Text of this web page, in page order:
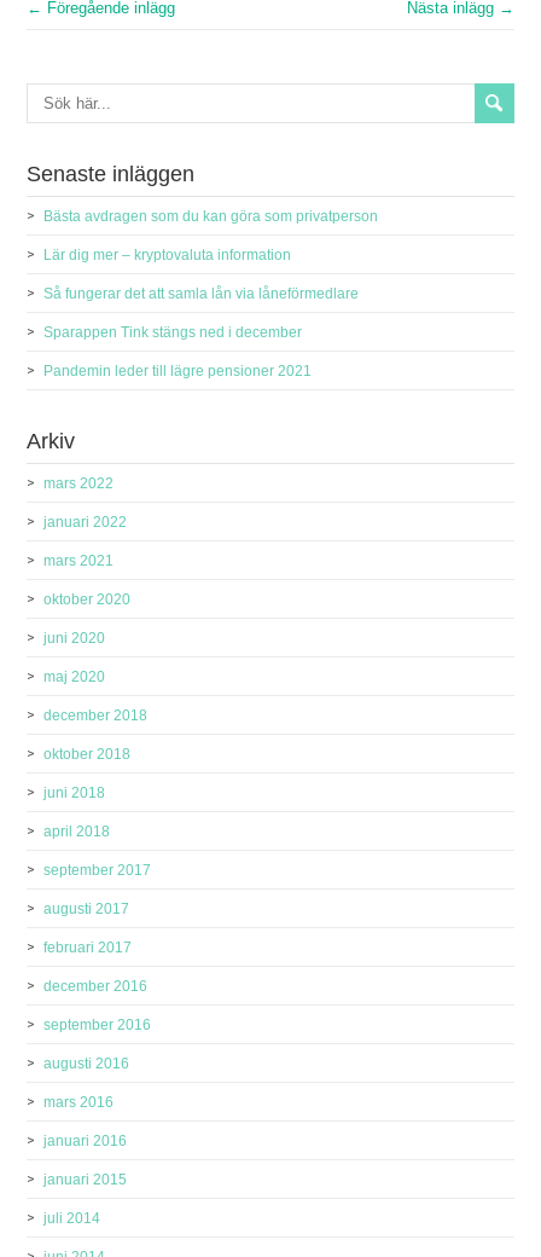
← Föregående inlägg Nästa inlägg →
Senaste inläggen
Bästa avdragen som du kan göra som privatperson
Lär dig mer – kryptovaluta information
Så fungerar det att samla lån via låneförmedlare
Sparappen Tink stängs ned i december
Pandemin leder till lägre pensioner 2021
Arkiv
mars 2022
januari 2022
mars 2021
oktober 2020
juni 2020
maj 2020
december 2018
oktober 2018
juni 2018
april 2018
september 2017
augusti 2017
februari 2017
december 2016
september 2016
augusti 2016
mars 2016
januari 2016
januari 2015
juli 2014